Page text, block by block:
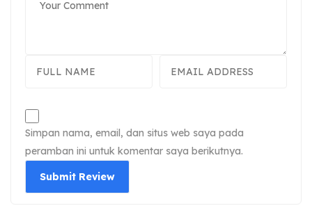
Simpan nama, email, dan situs web saya pada
peramban ini untuk komentar saya berikutnya.